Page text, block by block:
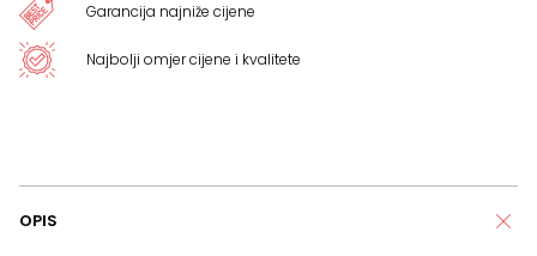
boja
količina
Garancija najniže cijene
Najbolji omjer cijene i kvalitete
OPIS